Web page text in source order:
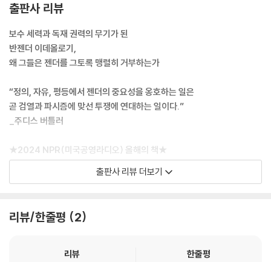
출판사 리뷰
보수 세력과 독재 권력의 무기가 된
반젠더 이데올로기,
왜 그들은 젠더를 그토록 맹렬히 거부하는가
“정의, 자유, 평등에서 젠더의 중요성을 옹호하는 일은
곧 검열과 파시즘에 맞선 투쟁에 연대하는 일이다.”
_주디스 버틀러
★2024 NPR(미국공영라디오) 올해의 책★
★나오미 클라인, 클로디아 랭킨, 아미아 스리니바산 추천★
작, 『누가 젠더를 두려워하랴』가 문학동네에서 출간되었다. 『젠더 트러블』
출판사 리뷰 더보기
리뷰/한줄평 2
리뷰 한줄평